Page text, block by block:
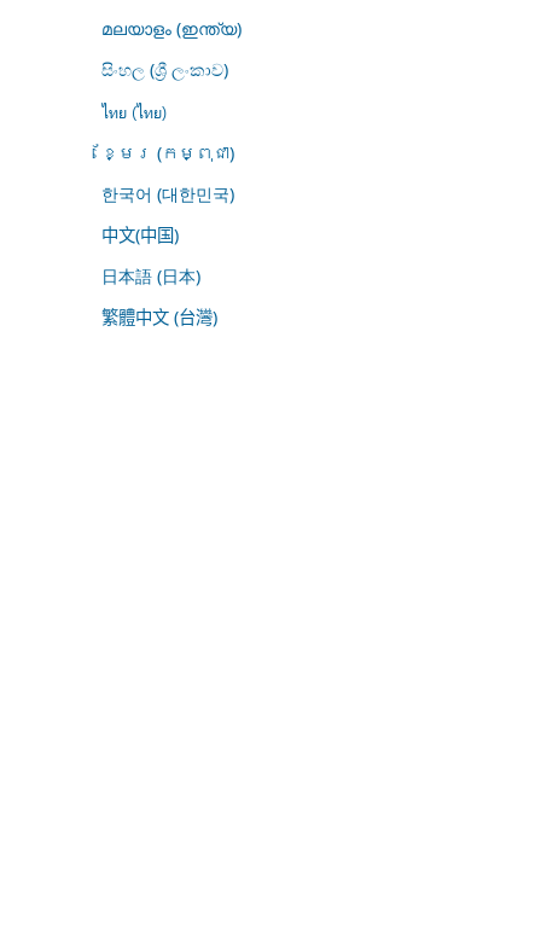
മലയാളം (ഇന്ത്യ)
සිංහල (ශ්‍රී ලංකාව)
ไทย (ไทย)
ខ្មែរ (កម្ពុជា)
한국어 (대한민국)
中文(中国)
日本語 (日本)
繁體中文 (台灣)